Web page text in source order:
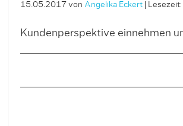
15.05.2017 von Angelika Eckert|
Kundenperspektive einnehmen